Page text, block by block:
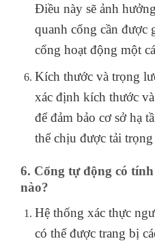
Điều này sẽ ảnh
quanh cổng cần được
cổng hoạt động một
Kích thước và trọng
xác định kích thước
để đảm bảo cơ sở hạ
thể chịu được tải
6. Cổng tự động có
nào?
Hệ thống xác thực
có thể được trang bị